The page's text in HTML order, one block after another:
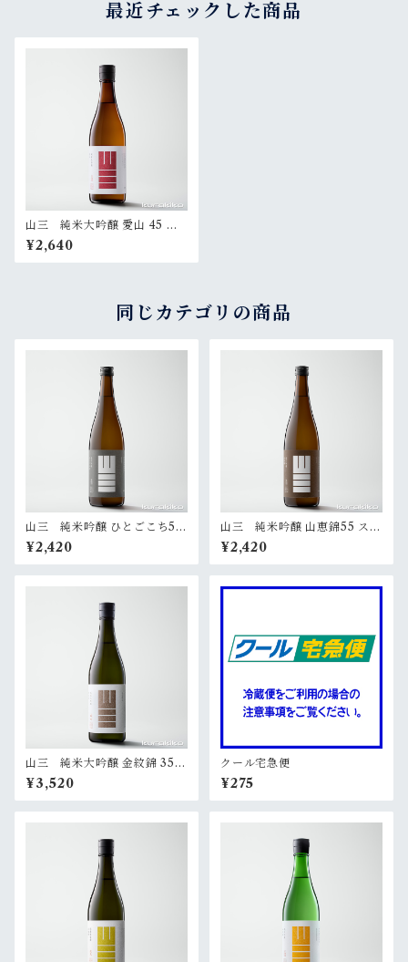
最近チェックした商品
山三 純米大吟醸 愛山 45 無
濾過生原酒 720ml
¥2,640
同じカテゴリの商品
山三 純米吟醸 ひとごこち50
スパークリング 720ml
¥2,420
山三 純米吟醸 山恵錦55 スパ
ークリング 720ml
¥2,420
山三 純米大吟醸 金紋錦 35
無濾過原酒 720ml
¥3,520
クール宅急便
¥275